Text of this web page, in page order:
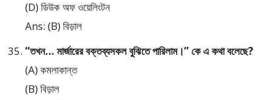
(D) ডিউক অফ ওয়েলিংটন
Ans: (B) বিড়াল
“তখন… মার্জারের বক্তব্যসকল বুঝিতে পারিলাম।” কে এ কথা বলেছে?
(A) কমলাকান্ত
(B) বিড়াল